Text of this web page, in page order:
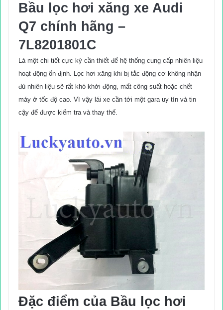
Bầu lọc hơi xăng xe Audi
Q7 chính hãng –
7L8201801C
Là một chi tiết cực kỳ cần thiết để hệ thống cung cấp nhiên liệu
hoạt động ổn định. Lọc hơi xăng khi bị tắc động cơ không nhận
đủ nhiên liệu sẽ rất khó khởi động, mất công suất hoặc chết
máy ở tốc độ cao. Vì vậy lái xe cần tới một gara uy tín và tin
cậy để được kiểm tra và thay thế.
Đặc điểm của Bầu lọc hơi